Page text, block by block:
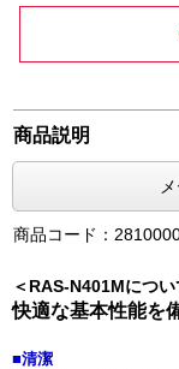
商品説明
商品コード：
＜RAS-N401Mについ
快適な基本性能を
■清潔